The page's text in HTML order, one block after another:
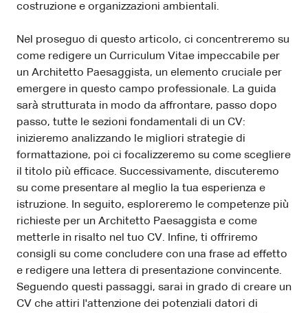
costruzione e organizzazioni ambientali.
Nel proseguo di questo articolo, ci concentreremo su
come redigere un Curriculum Vitae impeccabile per
un Architetto Paesaggista, un elemento cruciale per
emergere in questo campo professionale. La guida
sarà strutturata in modo da affrontare, passo dopo
passo, tutte le sezioni fondamentali di un CV:
inizieremo analizzando le migliori strategie di
formattazione, poi ci focalizzeremo su come scegliere
il titolo più efficace. Successivamente, discuteremo
su come presentare al meglio la tua esperienza e
istruzione. In seguito, esploreremo le competenze più
richieste per un Architetto Paesaggista e come
metterle in risalto nel tuo CV. Infine, ti offriremo
consigli su come concludere con una frase ad effetto
e redigere una lettera di presentazione convincente.
Seguendo questi passaggi, sarai in grado di creare un
CV che attiri l'attenzione dei potenziali datori di